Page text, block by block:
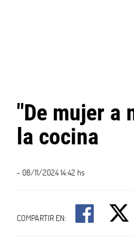
"De mujer a
la cocina
- 08/11/2024 14:42 hs
COMPARTIR EN: